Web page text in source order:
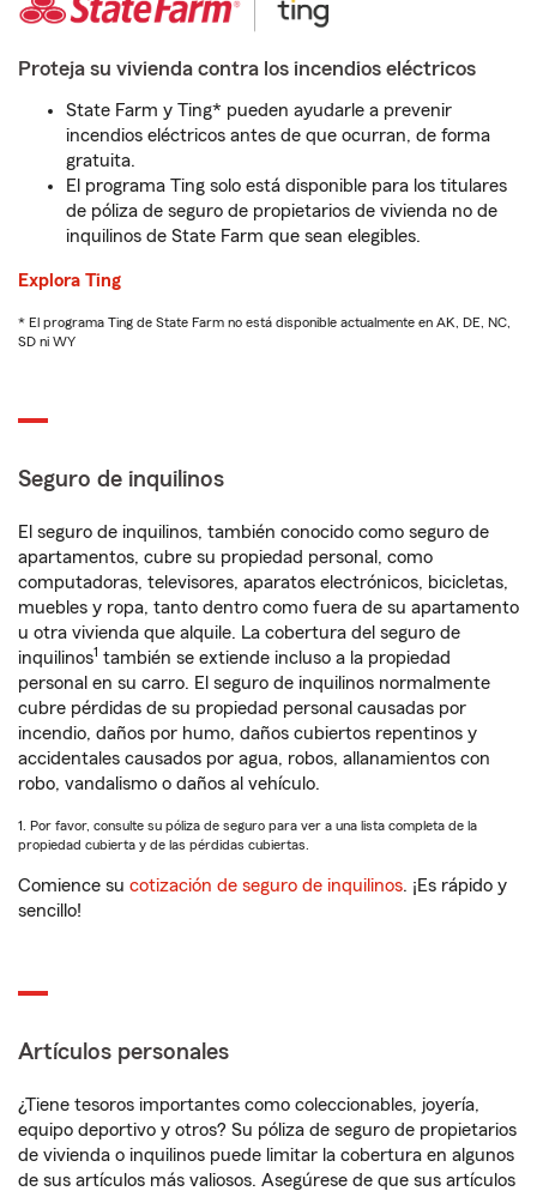
Proteja su vivienda contra los incendios eléctricos
State Farm y Ting* pueden ayudarle a prevenir
incendios eléctricos antes de que ocurran, de forma
gratuita.
El programa Ting solo está disponible para los titulares
de póliza de seguro de propietarios de vivienda no de
inquilinos de State Farm que sean elegibles.
Explora Ting
* El programa Ting de State Farm no está disponible actualmente en AK, DE, NC,
SD ni WY
Seguro de inquilinos
El seguro de inquilinos, también conocido como seguro de
apartamentos, cubre su propiedad personal, como
computadoras, televisores, aparatos electrónicos, bicicletas,
muebles y ropa, tanto dentro como fuera de su apartamento
u otra vivienda que alquile. La cobertura del seguro de
inquilinos1 también se extiende incluso a la propiedad
personal en su carro. El seguro de inquilinos normalmente
cubre pérdidas de su propiedad personal causadas por
incendio, daños por humo, daños cubiertos repentinos y
accidentales causados por agua, robos, allanamientos con
robo, vandalismo o daños al vehículo.
1. Por favor, consulte su póliza de seguro para ver a una lista completa de la
propiedad cubierta y de las pérdidas cubiertas.
Comience su cotización de seguro de inquilinos. ¡Es rápido y
sencillo!
Artículos personales
¿Tiene tesoros importantes como coleccionables, joyería,
equipo deportivo y otros? Su póliza de seguro de propietarios
de vivienda o inquilinos puede limitar la cobertura en algunos
de sus artículos más valiosos. Asegúrese de que sus artículos